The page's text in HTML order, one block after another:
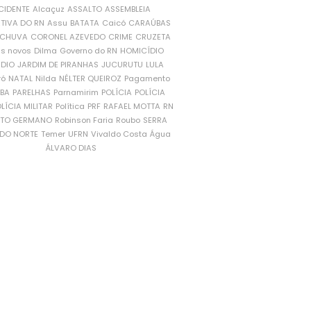
Alcaçuz ASSALTO ASSEMBLEIA
DO RN Assu BATATA Caicó CARAÚBAS
CORONEL AZEVEDO CRIME CRUZETA
novos Dilma Governo do RN HOMICÍDIO
JARDIM DE PIRANHAS JUCURUTU LULA
NATAL Nilda NÉLTER QUEIROZ Pagamento
PARELHAS Parnamirim POLÍCIA POLÍCIA
MILITAR Política PRF RAFAEL MOTTA RN
GERMANO Robinson Faria Roubo SERRA
NORTE Temer UFRN Vivaldo Costa Água
ÁLVARO DIAS